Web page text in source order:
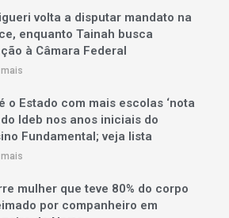
volta a disputar mandato na
enquanto Tainah busca
à Câmara Federal
mais
o Estado com mais escolas ‘nota
do Ideb nos anos iniciais do
Fundamental; veja lista
mais
mulher que teve 80% do corpo
por companheiro em